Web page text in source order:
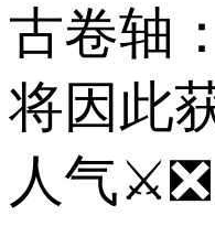
古卷轴
将因此
人气⚔❎